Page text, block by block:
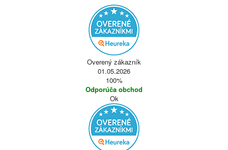
Overený zákazník
01.05.2026
100%
Odporúča obchod
Ok